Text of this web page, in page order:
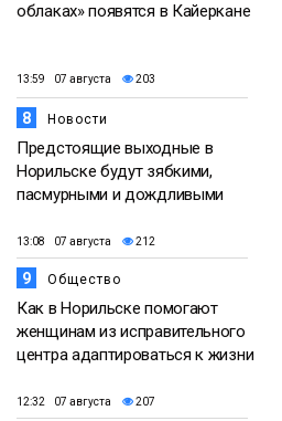
облаках» появятся в Кайеркане
13:59 07 августа 203
8 Новости
Предстоящие выходные в
Норильске будут зябкими,
пасмурными и дождливыми
13:08 07 августа 212
9 Общество
Как в Норильске помогают
женщинам из исправительного
центра адаптироваться к жизни
12:32 07 августа 207